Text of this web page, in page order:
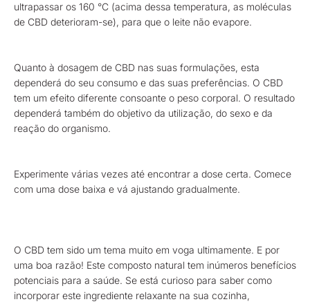
ultrapassar os 160 °C (acima dessa temperatura, as moléculas
de CBD deterioram-se), para que o leite não evapore.
Quanto à dosagem de CBD nas suas formulações, esta
dependerá do seu consumo e das suas preferências. O CBD
tem um efeito diferente consoante o peso corporal. O resultado
dependerá também do objetivo da utilização, do sexo e da
reação do organismo.
Experimente várias vezes até encontrar a dose certa. Comece
com uma dose baixa e vá ajustando gradualmente.
O CBD tem sido um tema muito em voga ultimamente. E por
uma boa razão! Este composto natural tem inúmeros benefícios
potenciais para a saúde. Se está curioso para saber como
incorporar este ingrediente relaxante na sua cozinha,